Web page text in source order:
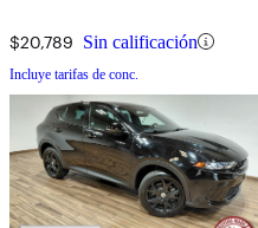
$20,789 Sin calificación
Incluye tarifas de conc.